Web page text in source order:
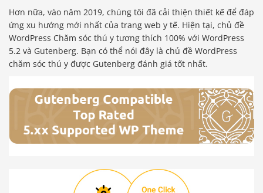
Hơn nữa, vào năm 2019, chúng tôi đã cải thiện thiết kế để đáp
ứng xu hướng mới nhất của trang web y tế. Hiện tại, chủ đề
WordPress Chăm sóc thú y tương thích 100% với WordPress
5.2 và Gutenberg. Bạn có thể nói đây là chủ đề WordPress
chăm sóc thú y được Gutenberg đánh giá tốt nhất.